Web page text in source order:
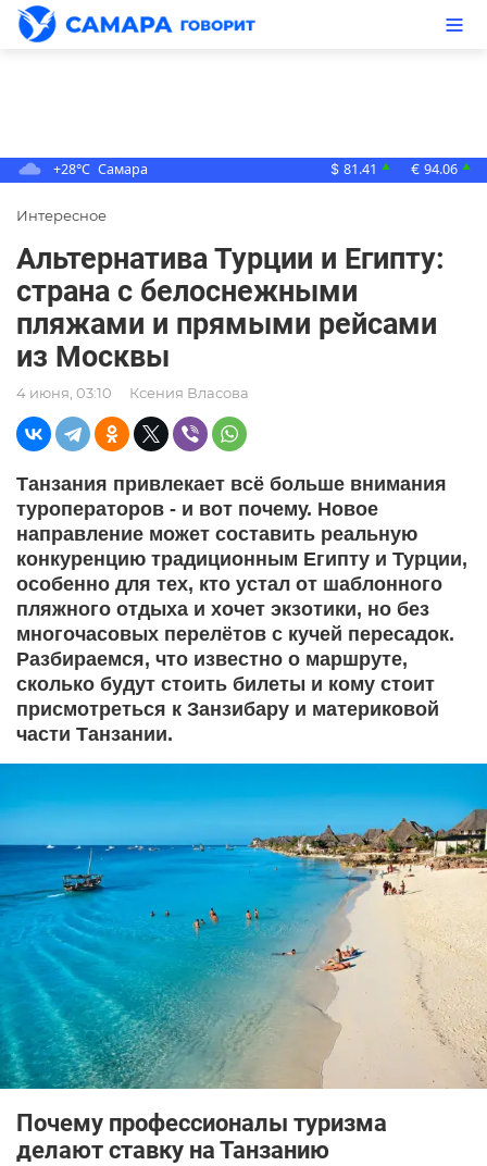
+28°C Самара $ 81.41 ▲ € 94.06 ▲
Интересное
Альтернатива Турции и Египту:
страна с белоснежными
пляжами и прямыми рейсами
из Москвы
4 июня, 03:10 Ксения Власова
Танзания привлекает всё больше внимания
туроператоров - и вот почему. Новое
направление может составить реальную
конкуренцию традиционным Египту и Турции,
особенно для тех, кто устал от шаблонного
пляжного отдыха и хочет экзотики, но без
многочасовых перелётов с кучей пересадок.
Разбираемся, что известно о маршруте,
сколько будут стоить билеты и кому стоит
присмотреться к Занзибару и материковой
части Танзании.
Почему профессионалы туризма
делают ставку на Танзанию